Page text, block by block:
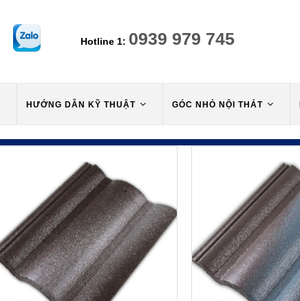
Hotline 1: 0939 979 745
HƯỚNG DẪN KỸ THUẬT GÓC NHỎ NỘI THÁT